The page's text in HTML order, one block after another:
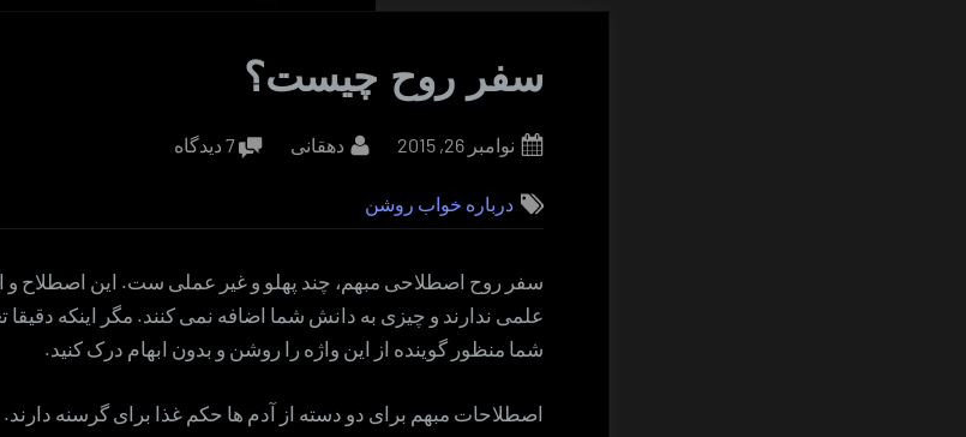
سفر روح چیست؟
Posted
نوامبر 26, 2015 By
دهقانی 7 دیدگاه
درباره خواب روشن
سفر روح اصطلاحی مبهم، چند پهلو و غیر عملی ست. این اصطلاح و
علمی ندارند و چیزی به دانش شما اضافه نمی کنند. مگر اینکه
شما منظور گوینده از این واژه را روشن و بدون ابهام درک کنید.
اصطلاحات مبهم برای دو دسته از آدم ها حکم غذا برای گرسنه دارند.